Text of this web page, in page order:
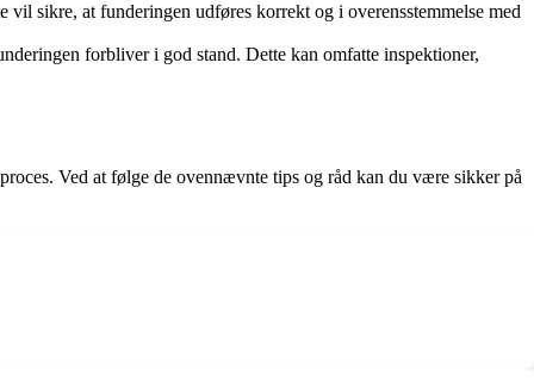
sikre, at funderingen udføres korrekt og i overensstemmelse med
forbliver i god stand. Dette kan omfatte inspektioner,
Ved at følge de ovennævnte tips og råd kan du være sikker på